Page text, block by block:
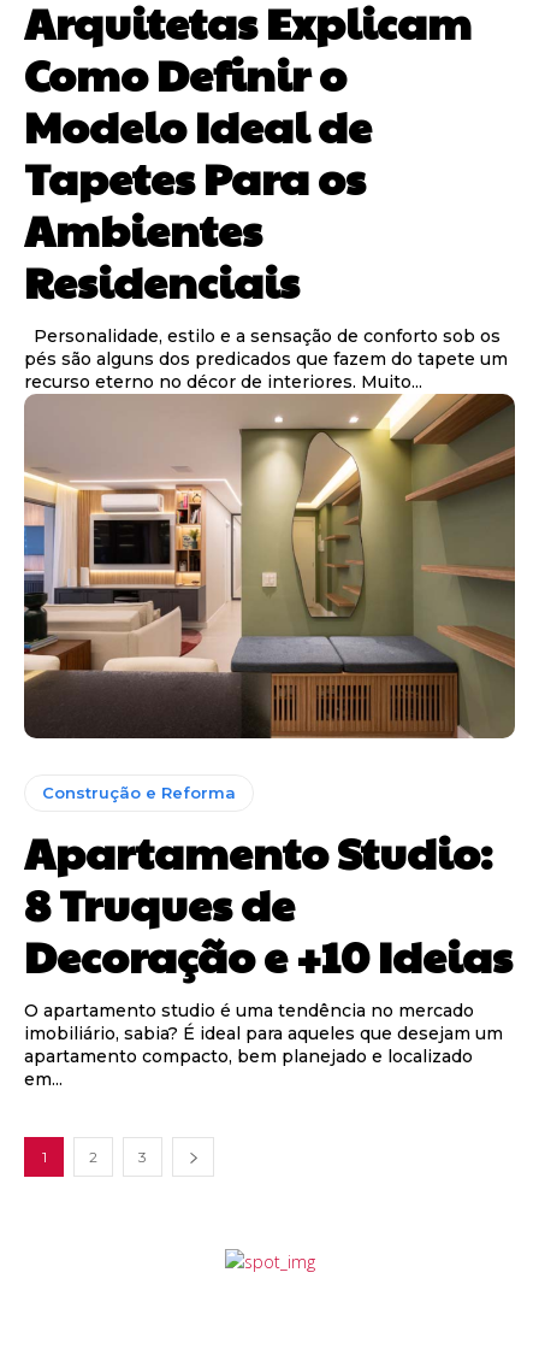
Arquitetas Explicam
Como Definir o
Modelo Ideal de
Tapetes Para os
Ambientes
Residenciais
pés são alguns dos predicados que fazem do tapete um
recurso eterno no décor de interiores. Muito...
Construção e Reforma
Apartamento Studio:
8 Truques de
Decoração e +10 Ideias
O apartamento studio é uma tendência no mercado
imobiliário, sabia? É ideal para aqueles que desejam um
apartamento compacto, bem planejado e localizado
em...
1 2 3